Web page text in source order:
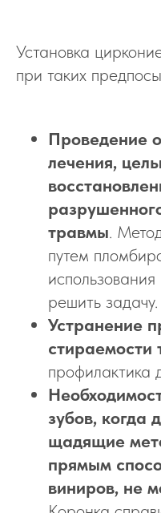
Установка
при таких
Проведение
лечения,
травмы.
путем
решить задачу.
Устранение
стираемости
профилактика
зубов, когда
щадящие
прямым
виниров, не